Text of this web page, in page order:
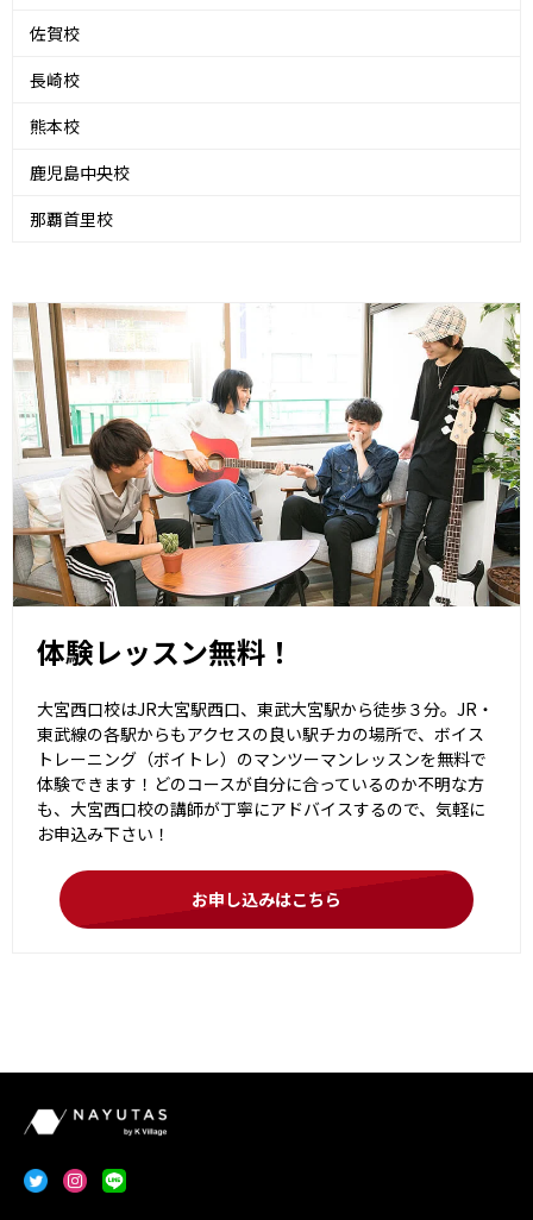
佐賀校
長崎校
熊本校
鹿児島中央校
那覇首里校
体験レッスン無料！
大宮西口校はJR大宮駅西口、東武大宮駅から徒歩３分。JR・
東武線の各駅からもアクセスの良い駅チカの場所で、ボイス
トレーニング（ボイトレ）のマンツーマンレッスンを無料で
体験できます！どのコースが自分に合っているのか不明な方
も、大宮西口校の講師が丁寧にアドバイスするので、気軽に
お申込み下さい！
お申し込みはこちら